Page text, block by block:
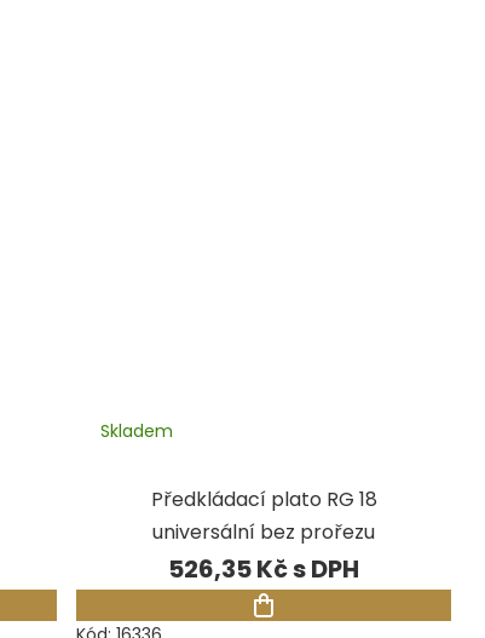
Předkládací plato RG 18
universální bez prořezu
Skladem
526,35 Kč